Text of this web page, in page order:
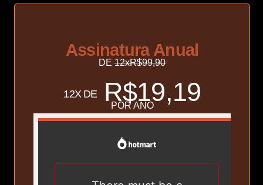
Assinatura Anual
DE12xR$99,90
12X DER$19,19
POR ANO